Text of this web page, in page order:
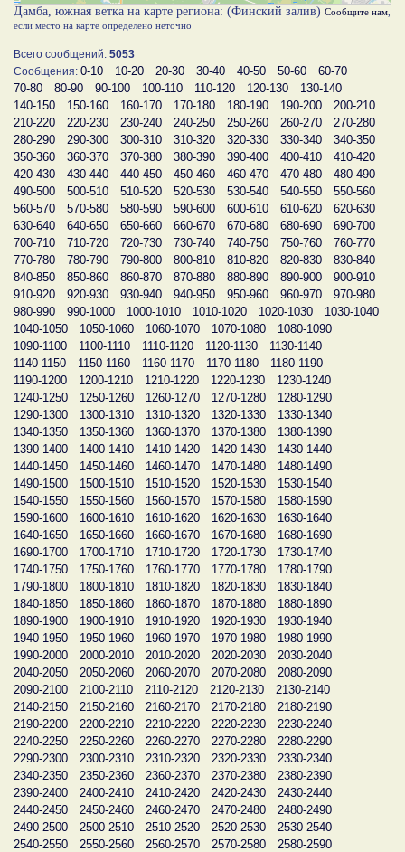
Дамба, южная ветка на карте региона: (Финский залив) Сообщите нам
если место на карте определено неточно
Всего сообщений: 5053
Сообщения: 0-10 10-20 20-30 30-40 40-50 50-60
60-70
70-80
80-90 90-100 100-110 110-120 120-130
130-140
140-150
150-160 160-170 170-180 180-190 190-200
200-210
210-220
220-230 230-240 240-250 250-260 260-270
270-280
280-290
290-300 300-310 310-320 320-330 330-340
340-350
350-360
360-370 370-380 380-390 390-400 400-410
410-420
420-430
430-440 440-450 450-460 460-470 470-480
480-490
490-500
500-510 510-520 520-530 530-540 540-550
550-560
560-570
570-580 580-590 590-600 600-610 610-620
620-630
630-640
640-650 650-660 660-670 670-680 680-690
690-700
700-710
710-720 720-730 730-740 740-750 750-760
760-770
770-780
780-790 790-800 800-810 810-820 820-830
830-840
840-850
850-860 860-870 870-880 880-890 890-900
900-910
910-920
920-930 930-940 940-950 950-960 960-970
970-980
980-990
990-1000 1000-1010 1010-1020 1020-1030
1030-1040
1040-1050
1050-1060 1060-1070 1070-1080
1080-1090
1090-1100
1100-1110 1110-1120 1120-1130
1130-1140
1140-1150
1150-1160 1160-1170 1170-1180
1180-1190
1190-1200
1200-1210 1210-1220 1220-1230
1230-1240
1240-1250
1250-1260 1260-1270 1270-1280
1280-1290
1290-1300
1300-1310 1310-1320 1320-1330
1330-1340
1340-1350
1350-1360 1360-1370 1370-1380
1380-1390
1390-1400
1400-1410 1410-1420 1420-1430
1430-1440
1440-1450
1450-1460 1460-1470 1470-1480
1480-1490
1490-1500
1500-1510 1510-1520 1520-1530
1530-1540
1540-1550
1550-1560 1560-1570 1570-1580
1580-1590
1590-1600
1600-1610 1610-1620 1620-1630
1630-1640
1640-1650
1650-1660 1660-1670 1670-1680
1680-1690
1690-1700
1700-1710 1710-1720 1720-1730
1730-1740
1740-1750
1750-1760 1760-1770 1770-1780
1780-1790
1790-1800
1800-1810 1810-1820 1820-1830
1830-1840
1840-1850
1850-1860 1860-1870 1870-1880
1880-1890
1890-1900
1900-1910 1910-1920 1920-1930
1930-1940
1940-1950
1950-1960 1960-1970 1970-1980
1980-1990
1990-2000
2000-2010 2010-2020 2020-2030
2030-2040
2040-2050
2050-2060 2060-2070 2070-2080
2080-2090
2090-2100
2100-2110 2110-2120 2120-2130
2130-2140
2140-2150
2150-2160 2160-2170 2170-2180
2180-2190
2190-2200
2200-2210 2210-2220 2220-2230
2230-2240
2240-2250
2250-2260 2260-2270 2270-2280
2280-2290
2290-2300
2300-2310 2310-2320 2320-2330
2330-2340
2340-2350
2350-2360 2360-2370 2370-2380
2380-2390
2390-2400
2400-2410 2410-2420 2420-2430
2430-2440
2440-2450
2450-2460 2460-2470 2470-2480
2480-2490
2490-2500
2500-2510 2510-2520 2520-2530
2530-2540
2540-2550
2550-2560 2560-2570 2570-2580
2580-2590